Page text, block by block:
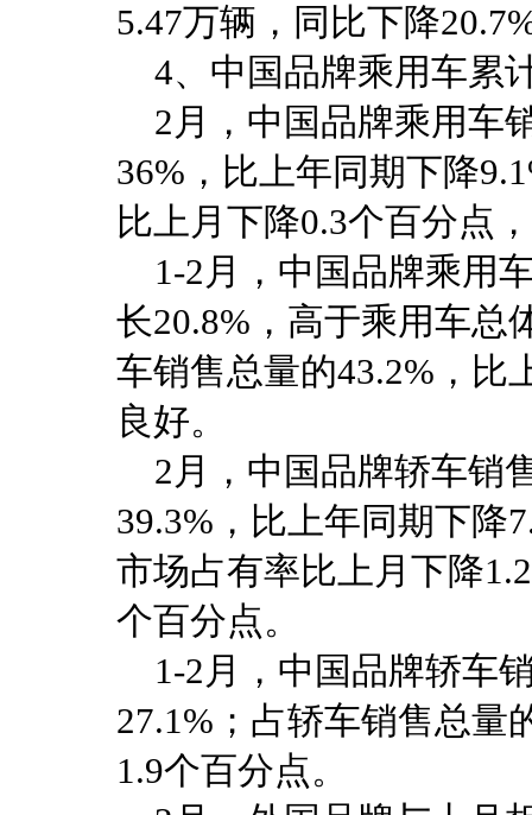
5.47万辆，同比下降
4、中国品牌乘用车累
2月，中国品牌乘用车
36%，比上年同期下降
比上月下降0.3个百分点
1-2月，中国品牌乘用
长20.8%，高于乘用车总
车销售总量的43.2%，比
良好。
2月，中国品牌轿车销
39.3%，比上年同期下降
市场占有率比上月下降
个百分点。
1-2月，中国品牌轿车
27.1%；占轿车销售总量
1.9个百分点。